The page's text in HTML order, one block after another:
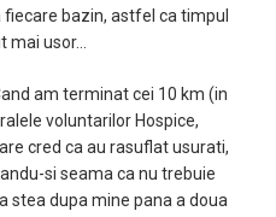
bazin, astfel ca timpul
mai usor…
am terminat cei 10 km (in
voluntarilor Hospice,
cred ca au rasuflat usurati,
si seama ca nu trebuie
stea dupa mine pana a doua